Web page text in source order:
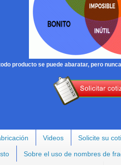
producto se puede abaratar, pero
Videos Solicite su
Sobre el uso de nombres de